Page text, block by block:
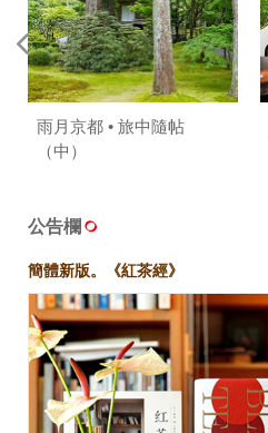
雨月京都 • 旅中隨帖
（中）
公告欄
簡體新版。《紅茶經》